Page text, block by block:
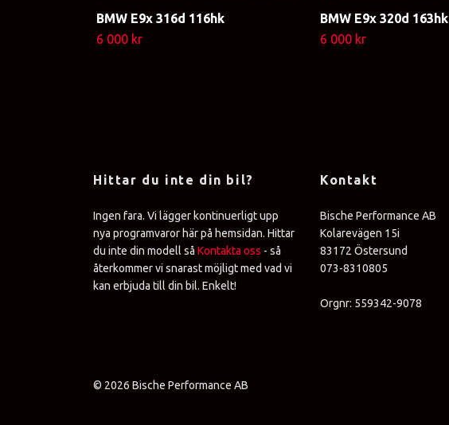
BMW E9x 316d 116hk
6 000 kr
BMW E9x 320d 163hk
6 000 kr
Hittar du inte din bil?
Ingen fara. Vi lägger kontinuerligt upp
nya programvaror här på hemsidan. Hittar
du inte din modell så Kontakta oss - så
återkommer vi snarast möjligt med vad vi
kan erbjuda till din bil. Enkelt!
Kontakt
Bische Performance AB
Kolarevägen 15i
83172 Östersund
073-8310805
Orgnr: 559342-9078
© 2026 Bische Performance AB